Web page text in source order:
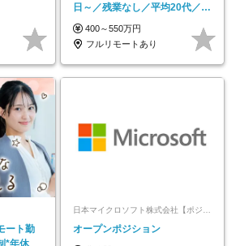
日～／残業なし／平均20代／リ
モートOK
400～550万円
フルリモートあり
ート勤
*年休
オープンポジション